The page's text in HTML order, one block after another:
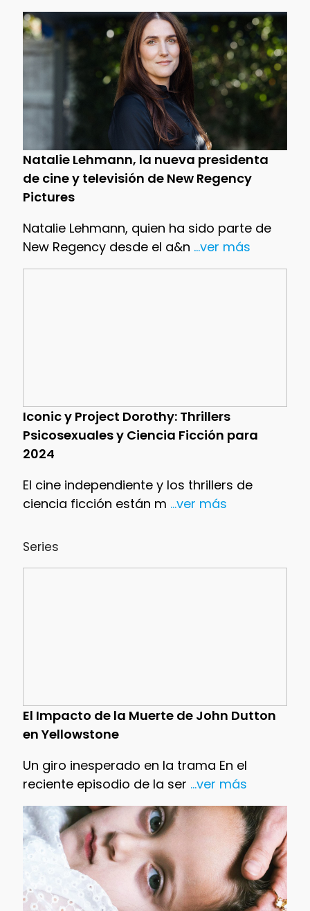
Natalie Lehmann, la nueva presidenta
de cine y televisión de New Regency
Pictures
Natalie Lehmann, quien ha sido parte de
New Regency desde el a&n ...ver más
Iconic y Project Dorothy: Thrillers
Psicosexuales y Ciencia Ficción para
2024
El cine independiente y los thrillers de
ciencia ficción están m ...ver más
Series
El Impacto de la Muerte de John Dutton
en Yellowstone
Un giro inesperado en la trama En el
reciente episodio de la ser ...ver más